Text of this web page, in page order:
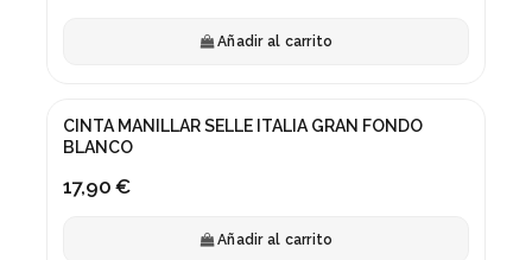
Añadir al carrito
CINTA MANILLAR SELLE ITALIA GRAN FONDO
BLANCO
17,90 €
Añadir al carrito